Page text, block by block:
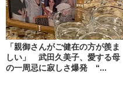
「親御さんがご健在の方が羨ま
しい」 武田久美子、愛する母
の一周忌に寂しさ爆発 “...